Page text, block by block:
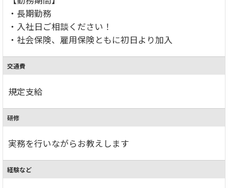
・長期勤務
・入社日ご相談ください！
・社会保険、雇用保険ともに初日より加入
交通費
規定支給
研修
実務を行いながらお教えします
経験など